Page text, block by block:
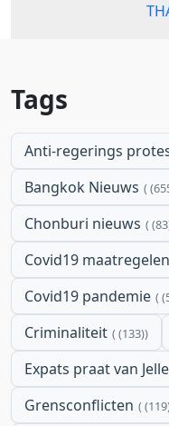
Tags
Anti-regerings
Bangkok Nieuws
Chonburi nieuws
Covid19 maatregelen
Covid19 pandemie
Criminaliteit (133)
Expats praat van Jelle
Grensconflicten